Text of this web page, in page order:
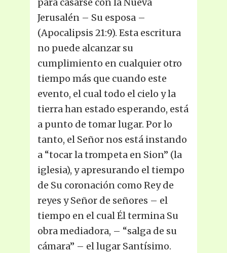
para casarse con la Nueva
Jerusalén – Su esposa –
(Apocalipsis 21:9). Esta escritura
no puede alcanzar su
cumplimiento en cualquier otro
tiempo más que cuando este
evento, el cual todo el cielo y la
tierra han estado esperando, está
a punto de tomar lugar. Por lo
tanto, el Señor nos está instando
a “tocar la trompeta en Sion” (la
iglesia), y apresurando el tiempo
de Su coronación como Rey de
reyes y Señor de señores – el
tiempo en el cual Él termina Su
obra mediadora, – “salga de su
cámara” – el lugar Santísimo.